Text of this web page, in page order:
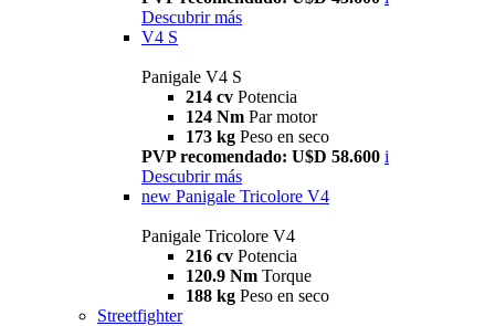
Descubrir más
V4 S
Panigale V4 S
214 cv Potencia
124 Nm Par motor
173 kg Peso en seco
PVP recomendado: U$D 58.600 i
Descubrir más
new Panigale Tricolore V4
Panigale Tricolore V4
216 cv Potencia
120.9 Nm Torque
188 kg Peso en seco
Streetfighter